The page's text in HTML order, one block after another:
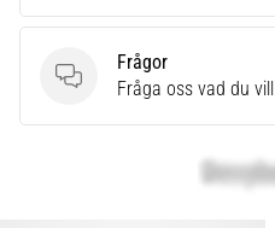
Frågor
Frågor
Fråga oss vad du vill